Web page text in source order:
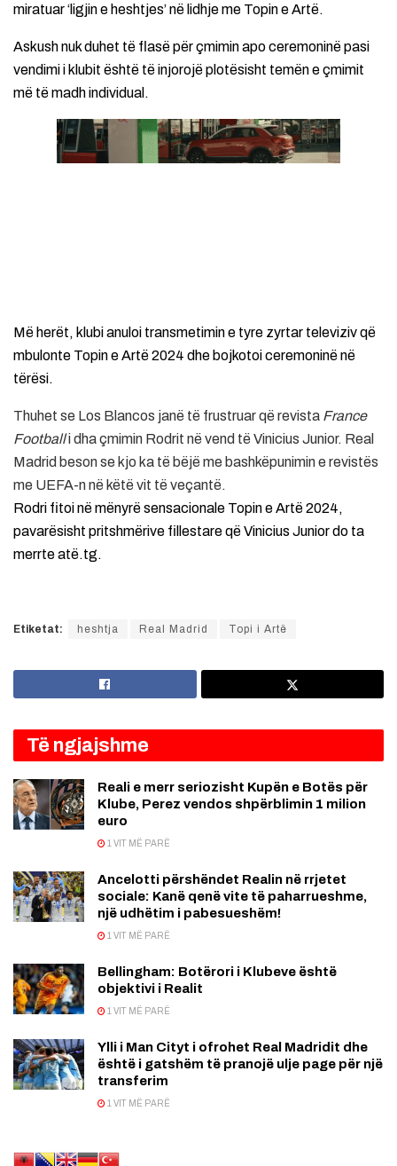
miratuar ‘ligjin e heshtjes’ në lidhje me Topin e Artë.
Askush nuk duhet të flasë për çmimin apo ceremoninë pasi
vendimi i klubit është të injorojë plotësisht temën e çmimit
më të madh individual.
Më herët, klubi anuloi transmetimin e tyre zyrtar televiziv që
mbulonte Topin e Artë 2024 dhe bojkotoi ceremoninë në
tërësi.
Thuhet se Los Blancos janë të frustruar që revista France
Footballi dha çmimin Rodrit në vend të Vinicius Junior. Real
Madrid beson se kjo ka të bëjë me bashkëpunimin e revistës
me UEFA-n në këtë vit të veçantë.
Rodri fitoi në mënyrë sensacionale Topin e Artë 2024,
pavarësisht pritshmërive fillestare që Vinicius Junior do ta
merrte atë.tg.
Etiketat: heshtja Real Madrid Topi i Artë
Të ngjajshme
Reali e merr seriozisht Kupën e Botës për
Klube, Perez vendos shpërblimin 1 milion
euro
1 VIT MË PARË
Ancelotti përshëndet Realin në rrjetet
sociale: Kanë qenë vite të paharrueshme,
një udhëtim i pabesueshëm!
1 VIT MË PARË
Bellingham: Botërori i Klubeve është
objektivi i Realit
1 VIT MË PARË
Ylli i Man Cityt i ofrohet Real Madridit dhe
është i gatshëm të pranojë ulje page për një
transferim
1 VIT MË PARË